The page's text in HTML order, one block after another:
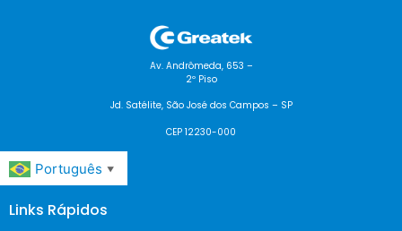
Av. Andrômeda, 653 –
2º Piso
Jd. Satélite, São José dos Campos – SP
CEP 12230-000
Português ▼
Links Rápidos